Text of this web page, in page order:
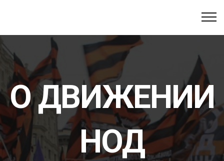
О ДВИЖЕНИИ
НОД